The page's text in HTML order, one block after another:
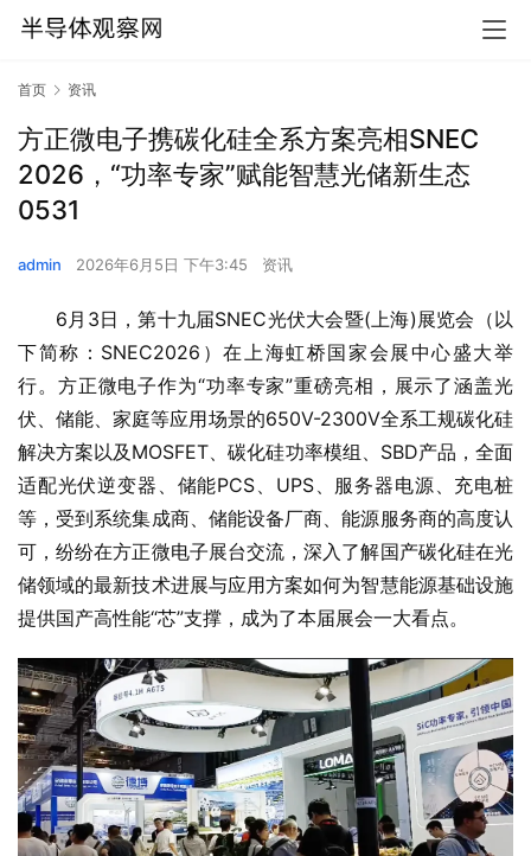
首页 资讯
方正微电子携碳化硅全系方案亮相SNEC
2026，“功率专家”赋能智慧光储新生态
0531
admin 2026年6月5日 下午3:45 资讯
6月3日，第十九届SNEC光伏大会暨(上海)展览会（以
下简称：SNEC2026）在上海虹桥国家会展中心盛大举
行。方正微电子作为“功率专家”重磅亮相，展示了涵盖光
伏、储能、家庭等应用场景的650V-2300V全系工规碳化硅
解决方案以及MOSFET、碳化硅功率模组、SBD产品，全面
适配光伏逆变器、储能PCS、UPS、服务器电源、充电桩
等，受到系统集成商、储能设备厂商、能源服务商的高度认
可，纷纷在方正微电子展台交流，深入了解国产碳化硅在光
储领域的最新技术进展与应用方案如何为智慧能源基础设施
提供国产高性能“芯”支撑，成为了本届展会一大看点。